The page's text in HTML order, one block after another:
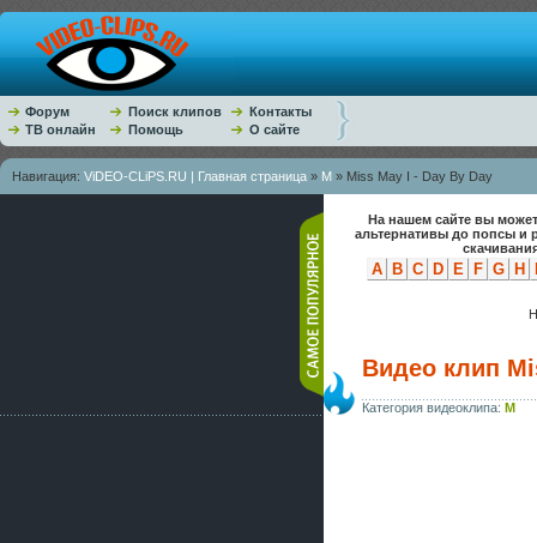
Форум Поиск клипов
Контакты
ТВ онлайн
Помощь О сайте
Навигация: ViDEO-CLiPS.RU | Главная страница » M » Miss May I - Day By Day
На нашем сайте вы
альтернативы до попсы и
A B C D E F G H
Видео клип
Категория видеоклипа: M